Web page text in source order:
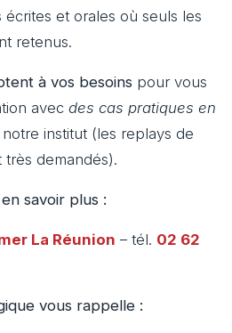
et orales où seuls les
retenus.
à vos besoins pour vous
avec des cas pratiques en
notre institut (les replays de
demandés).
savoir plus :
La Réunion – tél. 02 62
vous rappelle :